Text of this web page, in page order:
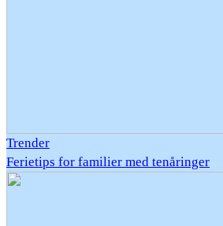
Trender
Ferietips for familier med tenåringer